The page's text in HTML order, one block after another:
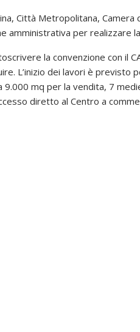
Città Metropolitana,
amministrativa per realizzare
la convenzione con il
L’inizio dei lavori è previsto
mq per la vendita, 7
diretto al Centro a